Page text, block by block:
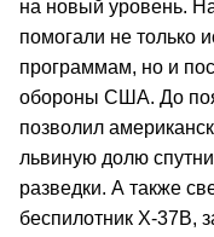
на новый уровень.
помогали не только
программам, но и
обороны США. До
позволил
львиную долю
разведки. А также
беспилотник X-37B,